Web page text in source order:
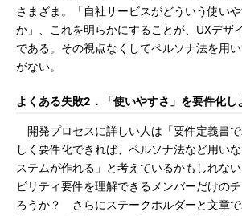
さまざま。「自社サービスがどういう使い
か」、これを明らかにすることが、UXデザ
である。その視点なくしてペルソナ法を用
がない。
よくある失敗2．「使いやすさ」を要件化し
開発プロセスに詳しい人は「要件定義書
しく要件化できれば、ペルソナ法など用い
ステムが作れる」と考えているかもしれな
ビリティ要件を理解できるメンバーだけの
ろうか？ さらにステークホルダーと文章